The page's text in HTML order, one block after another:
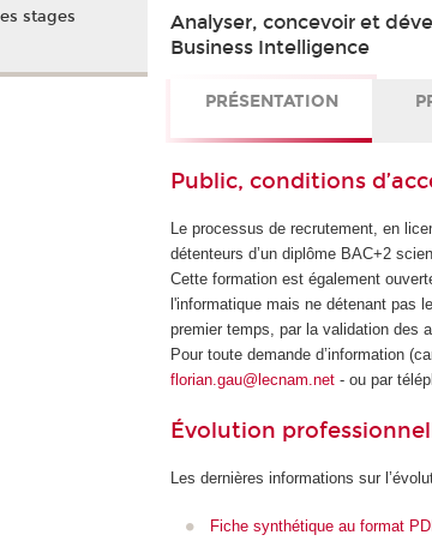
Analyser, concevoir et
Business Intelligence
PRÉSENTATION
Public, conditions
Le processus de recrutement, en
détenteurs d’un diplôme BAC+2
Cette formation est également
l'informatique mais ne détenant pas
premier temps, par la validation des
Pour toute demande d’information
florian.gau@lecnam.net - ou par
Évolution
Les dernières informations sur
Fiche synthétique au format
stages